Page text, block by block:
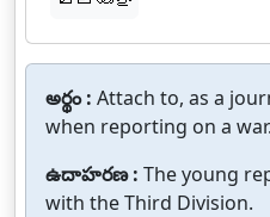
అర్థం : Attach to, as a
when reporting on a war.
ఉదాహరణ : The young
with the Third Division.